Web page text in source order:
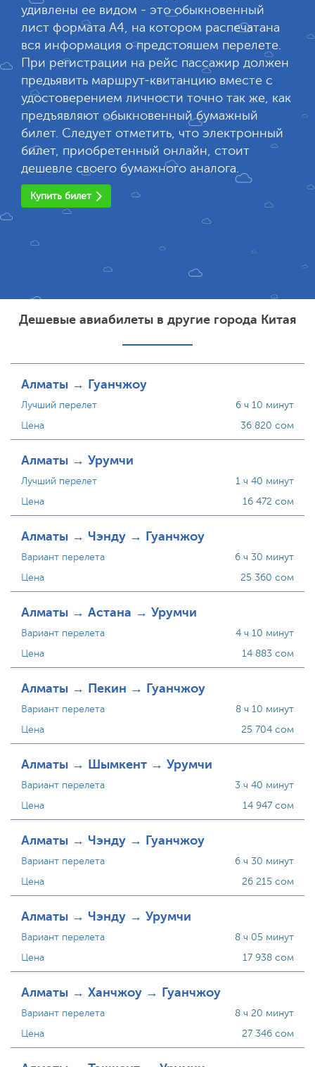
удивлены ее видом - это обыкновенный
лист формата А4, на котором распечатана
вся информация о предстояшем перелете.
При регистрации на рейс пассажир должен
предьявить маршрут-квитанцию вместе с
удостоверением личности точно так же, как
предъявляют обыкновенный бумажный
билет. Следует отметить, что электронный
билет, приобретенный онлайн, стоит
дешевле своего бумажного аналога.
Купить билет
Дешевые авиабилеты в другие города Китая
Алматы → Гуанчжоу
Лучший перелет
Цена
6 ч 10 минут
36 820 сом
Алматы → Урумчи
Лучший перелет
Цена
1 ч 40 минут
16 472 сом
Алматы → Чэнду → Гуанчжоу
Вариант перелета
Цена
6 ч 30 минут
25 360 сом
Алматы → Астана → Урумчи
Вариант перелета
Цена
4 ч 10 минут
14 883 сом
Алматы → Пекин → Гуанчжоу
Вариант перелета
Цена
8 ч 10 минут
25 704 сом
Алматы → Шымкент → Урумчи
Вариант перелета
Цена
3 ч 40 минут
14 947 сом
Алматы → Чэнду → Гуанчжоу
Вариант перелета
Цена
6 ч 30 минут
26 215 сом
Алматы → Чэнду → Урумчи
Вариант перелета
Цена
8 ч 05 минут
17 938 сом
Алматы → Ханчжоу → Гуанчжоу
Вариант перелета
Цена
8 ч 20 минут
27 346 сом